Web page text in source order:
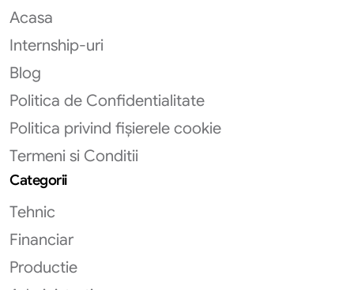
Acasa
Internship-uri
Blog
Politica de Confidentialitate
Politica privind fișierele cookie
Termeni si Conditii
Categorii
Tehnic
Financiar
Productie